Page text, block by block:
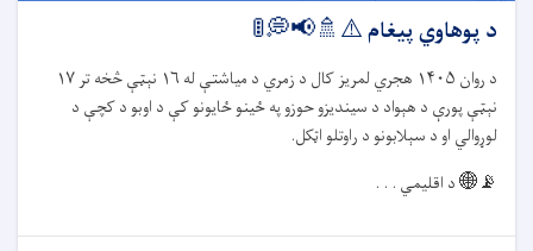
د پوهاوي پیغام ⚠️🚿📢💭🚦
د روان ۱۴۰۵ هجري لمریز کال د زمري د میاشتې له ۱۶ نېټې څخه تر۱۷
نېټې پورې د هېواد د سیندیزو حوزو په ځينو ځایونو کې د اوبو د کچې د
لوړوالي او د سېلابونو د راوتلو اټکل.
📡🌐د اقلیمي . . .